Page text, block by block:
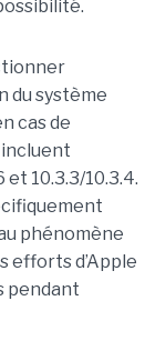
du système
cas de
et 10.3.3/10.3.4.
phénomène
efforts d’Apple
pendant